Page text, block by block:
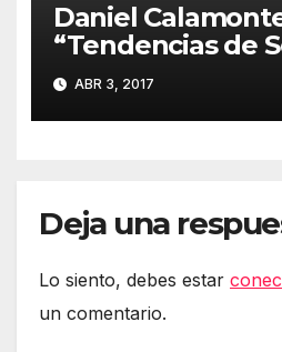
Daniel
“Tendencias de
y cómo las
práctica en El
#innobi17
ABR 3, 2017
Deja una
Lo siento, debes estar
un comentario.